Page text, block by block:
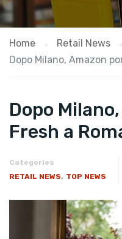
Home
Retail News
Dopo Milano, Amazon
Dopo
Fresh a
Categories
RETAIL NEWS, TOP NEWS